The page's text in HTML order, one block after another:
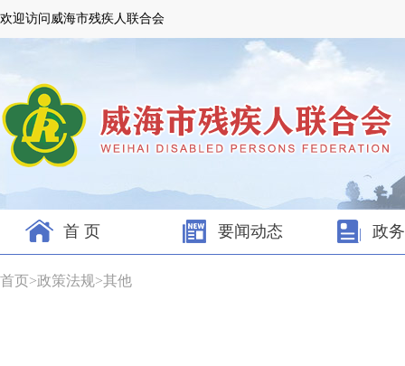
欢迎访问威海市残疾人联合会
首 页 要闻动态 政
首页>政策法规>其他